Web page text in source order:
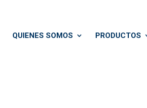
QUIENES SOMOS PRODUCTOS